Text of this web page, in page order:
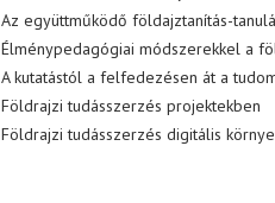
Az együttműködő földajztanítás-
Élménypedagógiai módszerekkel a
A kutatástól a felfedezésen át a
Földrajzi tudásszerzés projektekben
Földrajzi tudásszerzés digitális